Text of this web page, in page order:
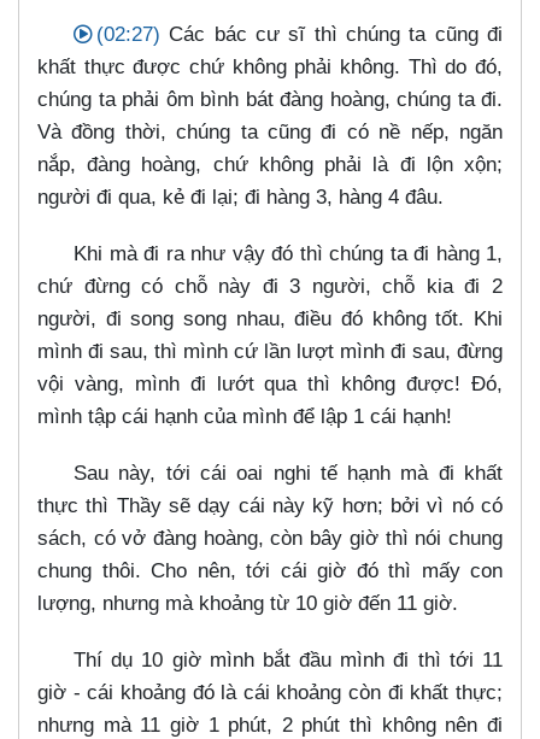
(02:27) Các bác cư sĩ thì chúng ta cũng đi
khất thực được chứ không phải không. Thì do đó,
chúng ta phải ôm bình bát đàng hoàng, chúng ta đi.
Và đồng thời, chúng ta cũng đi có nề nếp, ngăn
nắp, đàng hoàng, chứ không phải là đi lộn xộn;
người đi qua, kẻ đi lại; đi hàng 3, hàng 4 đâu.
Khi mà đi ra như vậy đó thì chúng ta đi hàng 1,
chứ đừng có chỗ này đi 3 người, chỗ kia đi 2
người, đi song song nhau, điều đó không tốt. Khi
mình đi sau, thì mình cứ lần lượt mình đi sau, đừng
vội vàng, mình đi lướt qua thì không được! Đó,
mình tập cái hạnh của mình để lập 1 cái hạnh!
Sau này, tới cái oai nghi tế hạnh mà đi khất
thực thì Thầy sẽ dạy cái này kỹ hơn; bởi vì nó có
sách, có vở đàng hoàng, còn bây giờ thì nói chung
chung thôi. Cho nên, tới cái giờ đó thì mấy con
lượng, nhưng mà khoảng từ 10 giờ đến 11 giờ.
Thí dụ 10 giờ mình bắt đầu mình đi thì tới 11
giờ - cái khoảng đó là cái khoảng còn đi khất thực;
nhưng mà 11 giờ 1 phút, 2 phút thì không nên đi